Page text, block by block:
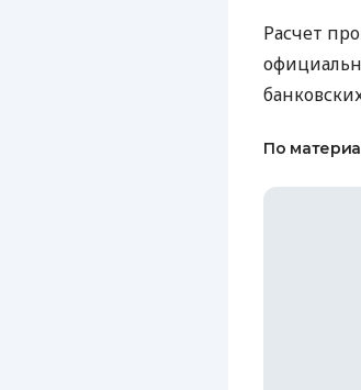
Расчет
По